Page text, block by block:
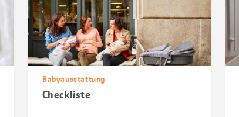
Babyausstattung
Checkliste